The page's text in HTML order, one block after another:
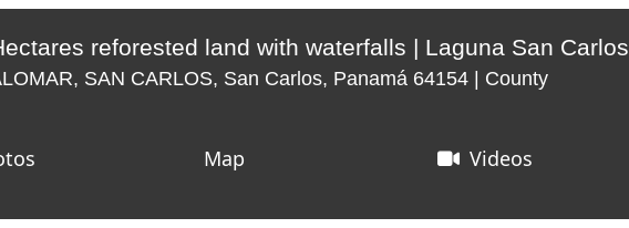
reforested land with waterfalls | Laguna San Carlos
SAN CARLOS, San Carlos, Panamá 64154 | County
Map Videos